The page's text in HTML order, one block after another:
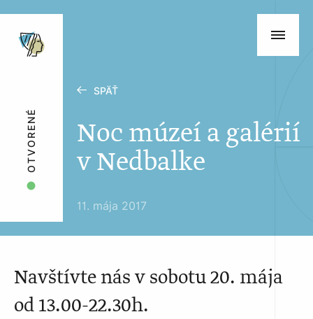
SPÄŤ
Noc múzeí a galérií
v Nedbalke
11. mája 2017
OTVORENÉ
Navštívte nás v sobotu 20. mája
od 13.00-22.30h.